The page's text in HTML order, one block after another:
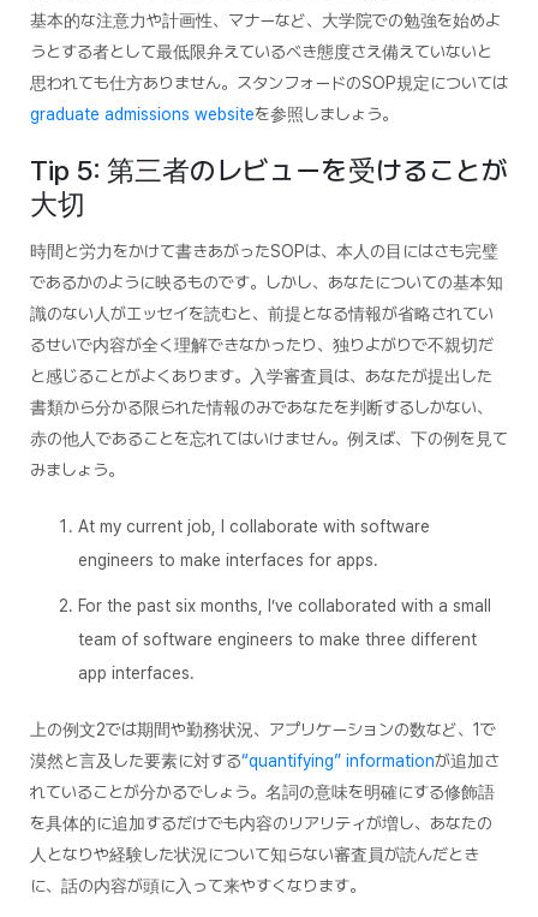
基本的な注意力や計画性、マナーなど、大学院での勉強を始めよ
うとする者として最低限弁えているべき態度さえ備えていないと
思われても仕方ありません。スタンフォードのSOP規定については
graduate admissions websiteを参照しましょう。
Tip 5: 第三者のレビューを受けることが
大切
時間と労力をかけて書きあがったSOPは、本人の目にはさも完璧
であるかのように映るものです。しかし、あなたについての基本知
識のない人がエッセイを読むと、前提となる情報が省略されてい
るせいで内容が全く理解できなかったり、独りよがりで不親切だ
と感じることがよくあります。入学審査員は、あなたが提出した
書類から分かる限られた情報のみであなたを判断するしかない、
赤の他人であることを忘れてはいけません。例えば、下の例を見て
みましょう。
At my current job, I collaborate with software
engineers to make interfaces for apps.
For the past six months, I’ve collaborated with a small
team of software engineers to make three different
app interfaces.
上の例文2では期間や勤務状況、アプリケーションの数など、1で
漠然と言及した要素に対する“quantifying” informationが追加さ
れていることが分かるでしょう。名詞の意味を明確にする修飾語
を具体的に追加するだけでも内容のリアリティが増し、あなたの
人となりや経験した状況について知らない審査員が読んだとき
に、話の内容が頭に入って来やすくなります。